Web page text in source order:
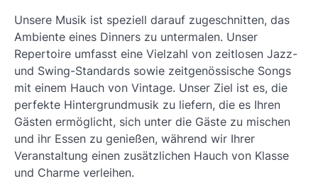
Unsere Musik ist speziell darauf zugeschnitten, das
Ambiente eines Dinners zu untermalen. Unser
Repertoire umfasst eine Vielzahl von zeitlosen Jazz-
und Swing-Standards sowie zeitgenössische Songs
mit einem Hauch von Vintage. Unser Ziel ist es, die
perfekte Hintergrundmusik zu liefern, die es Ihren
Gästen ermöglicht, sich unter die Gäste zu mischen
und ihr Essen zu genießen, während wir Ihrer
Veranstaltung einen zusätzlichen Hauch von Klasse
und Charme verleihen.